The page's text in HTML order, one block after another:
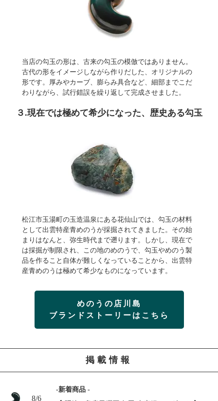
当店の勾玉の形は、古来の勾玉の模倣ではありません。
古代の形をイメージしながら作りだした、オリジナルの
形です。厚みやカーブ、膨らみ具合など、細部までこだ
わりながら、試行錯誤を繰り返して完成させました。
３.現在では極めて希少になった、歴史ある勾玉
松江市玉湯町の玉造温泉にある花仙山では、勾玉の材料
として出雲特産青めのうが採掘されてきました。その始
まりはなんと、弥生時代まで遡ります。しかし、現在で
は採掘が制限され、この地のめのうで、勾玉やめのう製
品を作ること自体が難しくなっていることから、出雲特
産青めのうは極めて希少なものになっています。
めのうの店川島
ブランドストーリーはこちら
掲載情報
8/6
-新着商品 -